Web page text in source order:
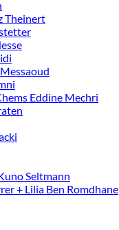
Theinert
Eddine Mechri
Seltmann
+ Lilia Ben Romdhane